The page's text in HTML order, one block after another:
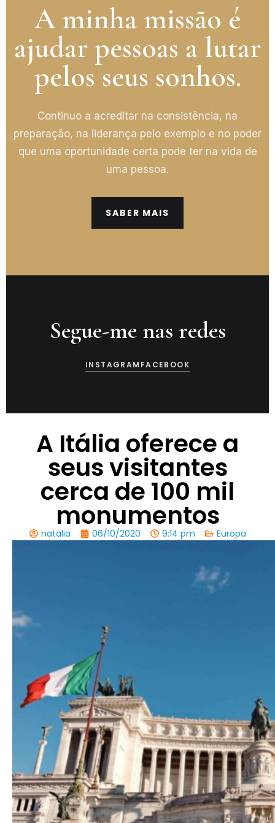
A minha missão é
ajudar pessoas a lutar
pelos seus sonhos.
Continuo a acreditar na consistência, na
preparação, na liderança pelo exemplo e no poder
que uma oportunidade certa pode ter na vida de
uma pessoa.
SABER MAIS
Segue-me nas redes
INSTAGRAM FACEBOOK
A Itália oferece a
seus visitantes
cerca de 100 mil
monumentos
natalia 06/10/2020 9:14 pm Europa